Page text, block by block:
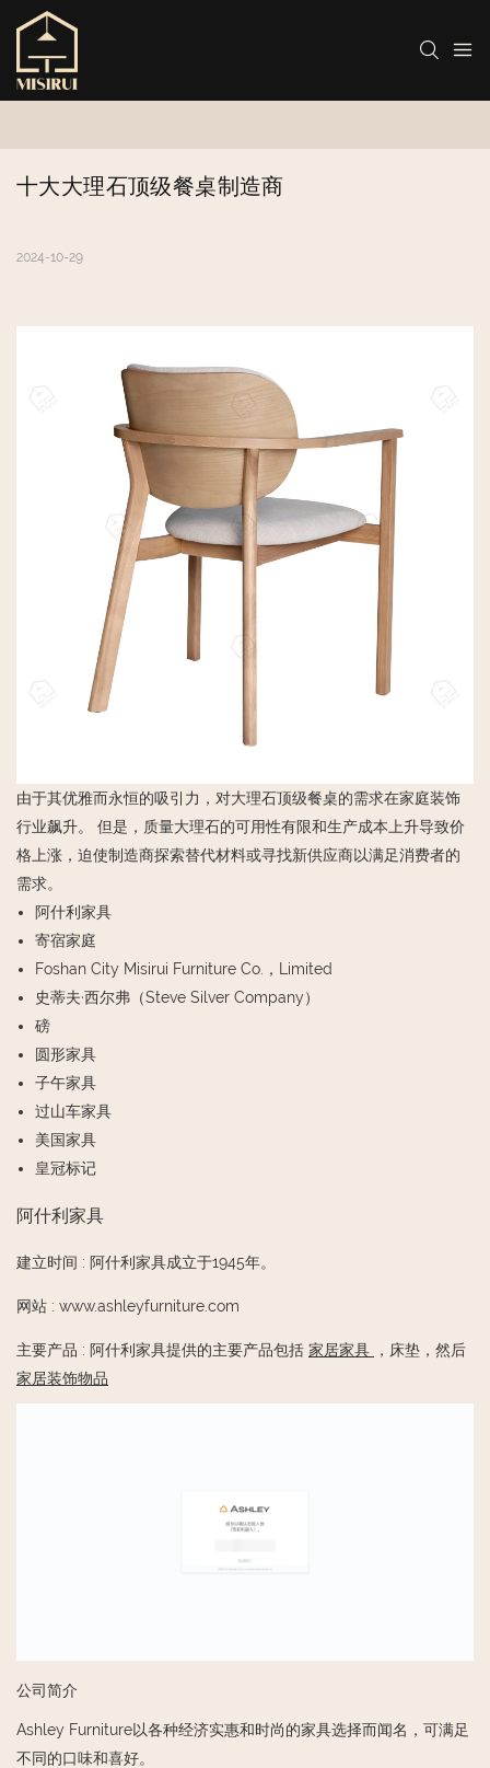
十大大理石顶级餐桌制造商
2024-10-29
由于其优雅而永恒的吸引力，对大理石顶级餐桌的需求在家庭装饰
行业飙升。 但是，质量大理石的可用性有限和生产成本上升导致价
格上涨，迫使制造商探索替代材料或寻找新供应商以满足消费者的
需求。
阿什利家具
寄宿家庭
Foshan City Misirui Furniture Co.，Limited
史蒂夫·西尔弗（Steve Silver Company）
磅
圆形家具
子午家具
过山车家具
美国家具
皇冠标记
阿什利家具
建立时间 : 阿什利家具成立于1945年。
网站 : www.ashleyfurniture.com
主要产品 : 阿什利家具提供的主要产品包括 家居家具
，床垫，然后
家居装饰物品
公司简介
Ashley Furniture以各种经济实惠和时尚的家具选择而闻名，可满足
不同的口味和喜好。